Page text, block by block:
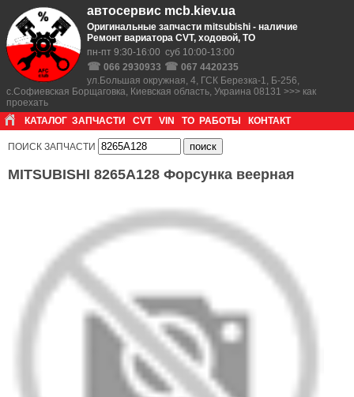
автосервис mcb.kiev.ua
Оригинальные запчасти mitsubishi - наличие
Ремонт вариатора CVT, ходовой, ТО
пн-пт 9:30-16:00 суб 10:00-13:00
☎ 066 2930933 ☎ 067 4420235
ул.Большая окружная, 4, ГСК Березка-1, Б-256,
с.Софиевская Борщаговка, Киевская область, Украина 08131 >>> как
проехать
КАТАЛОГ ЗАПЧАСТИ CVT VIN ТО РАБОТЫ КОНТАКТ
ПОИСК ЗАПЧАСТИ
MITSUBISHI 8265A128 Форсунка веерная